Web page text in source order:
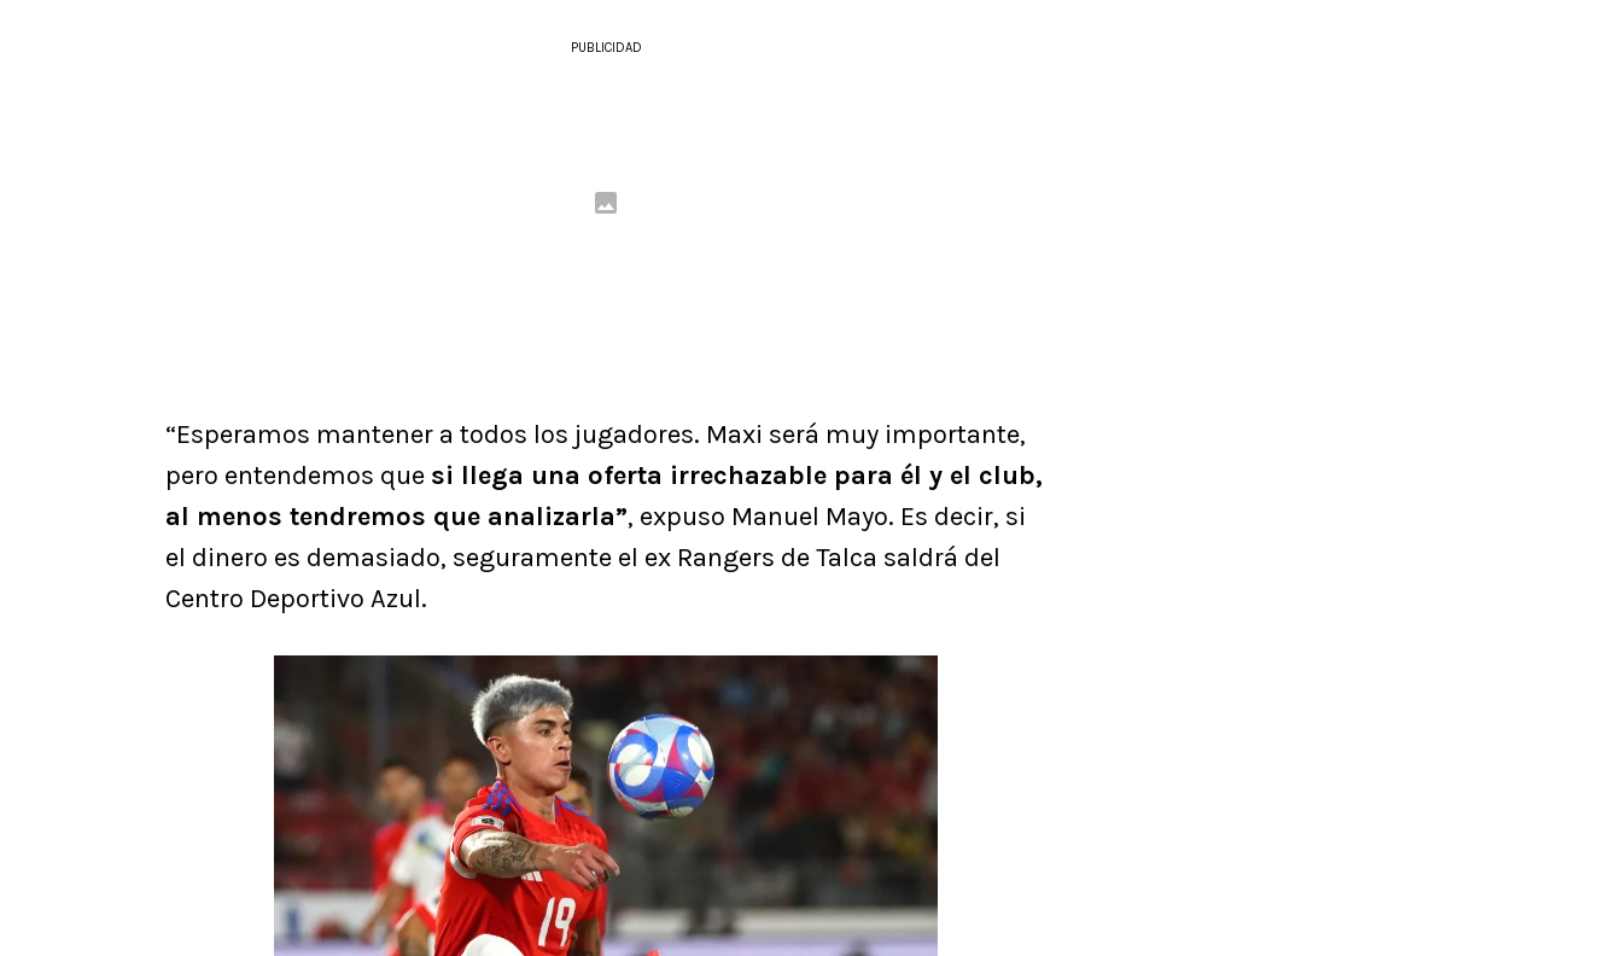
PUBLICIDAD
“Esperamos mantener a todos los jugadores. Maxi será muy importante,
pero entendemos que si llega una oferta irrechazable para él y el club,
al menos tendremos que analizarla”, expuso Manuel Mayo. Es decir, si
el dinero es demasiado, seguramente el ex Rangers de Talca saldrá del
Centro Deportivo Azul.